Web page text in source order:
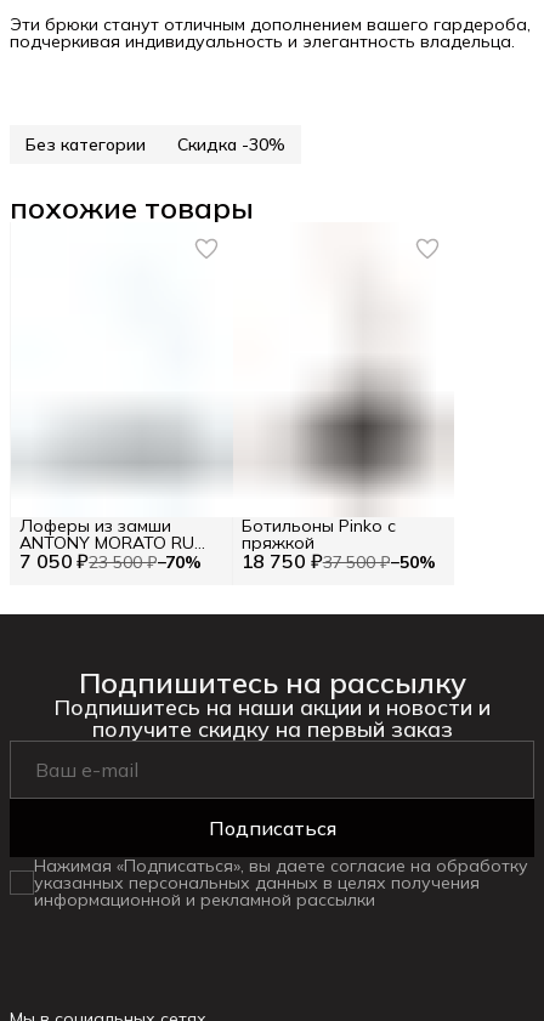
Эти брюки станут отличным дополнением вашего гардероба,
подчеркивая индивидуальность и элегантность владельца.
Без категории Скидка -30%
похожие товары
7 050 ₽23 500 ₽−70%
Лоферы из замши
ANTONY MORATO RU
40.5 / EU 41 / 41 18 750 ₽37 500 ₽−50%
Ботильоны Pinko с
пряжкой
Подпишитесь на рассылку
Подпишитесь на наши акции и новости и
получите скидку на первый заказ
Подписаться
Нажимая «Подписаться», вы даете согласие на обработку
указанных персональных данных в целях получения
информационной и рекламной рассылки